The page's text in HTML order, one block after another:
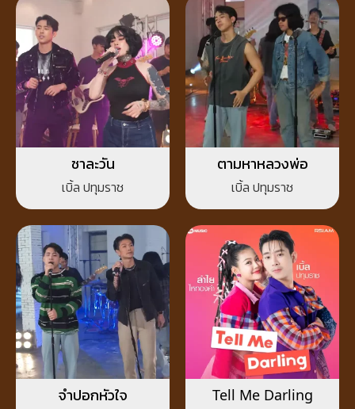
ชาละวัน
เบิ้ล ปทุมราช
ตามหาหลวงพ่อ
เบิ้ล ปทุมราช
จำปอกหัวใจ Tell Me Darling